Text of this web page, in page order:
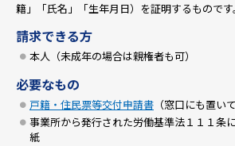
籍」「氏名」「生年月日）を証明するものです。
請求できる方
本人（未成年の場合は親権者も可）
必要なもの
戸籍・住民票等交付申請書 （窓口にも置い
事業所から発行された労働基準法１１１条
紙